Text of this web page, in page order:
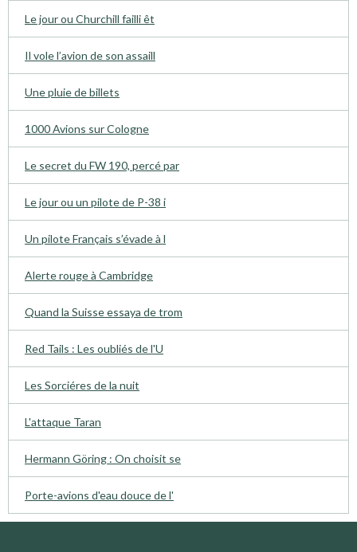
Le jour ou Churchill failli êt
Il vole l’avion de son assaill
Une pluie de billets
1000 Avions sur Cologne
Le secret du FW 190, percé par
Le jour ou un pilote de P-38 i
Un pilote Français s’évade à l
Alerte rouge à Cambridge
Quand la Suisse essaya de trom
Red Tails : Les oubliés de l'U
Les Sorciéres de la nuit
L'attaque Taran
Hermann Göring : On choisit se
Porte-avions d'eau douce de l'